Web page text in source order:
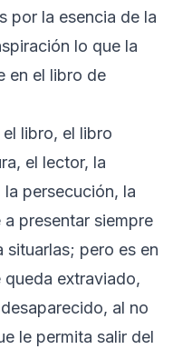
por la esencia de la
lo que la
en el libro de
libro, el libro
el lector, la
persecución, la
presentar siempre
situarlas; pero es en
queda extraviado,
al no
le permita salir del